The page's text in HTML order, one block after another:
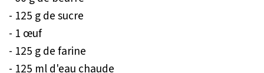
- 125 g de sucre
- 1 œuf
- 125 g de farine
- 125 ml d'eau chaude